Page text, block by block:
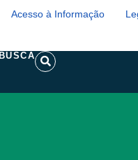
Acesso à Informação
S
e